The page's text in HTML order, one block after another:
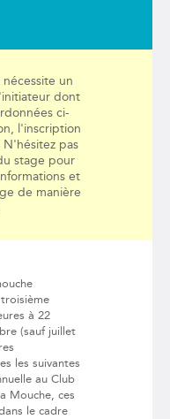
un
dont
ci-
l'inscription
pas
stage pour
et
de manière
à 22
(sauf juillet
les suivantes
au Club
Mouche, ces
le cadre